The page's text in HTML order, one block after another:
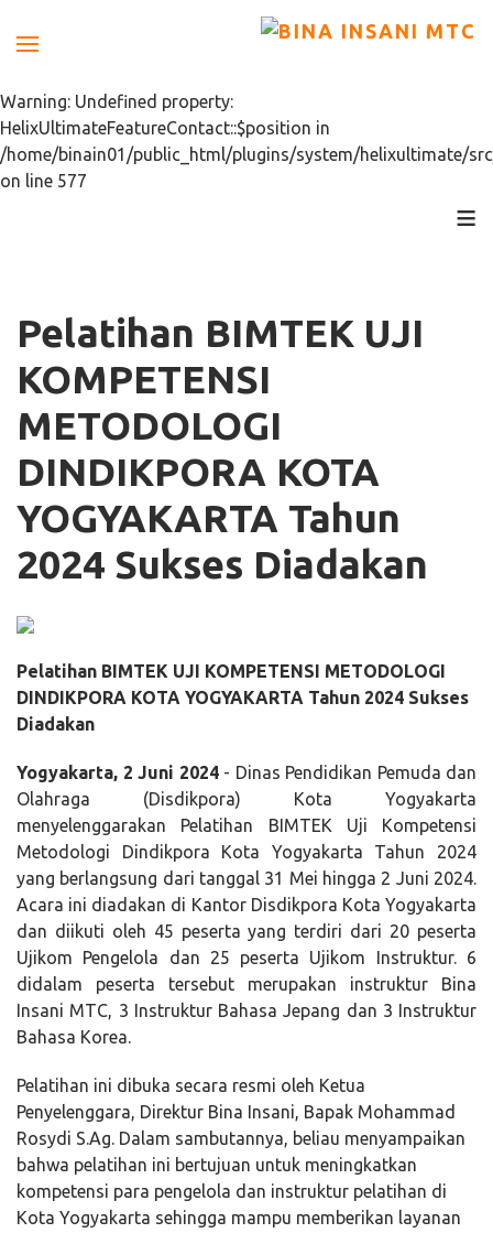
Warning: Undefined property:
HelixUltimateFeatureContact::$position in
/home/binain01/public_html/plugins/system/helixultimate/
on line 577
≡
Pelatihan BIMTEK UJI
KOMPETENSI
METODOLOGI
DINDIKPORA KOTA
YOGYAKARTA Tahun
2024 Sukses Diadakan
Pelatihan BIMTEK UJI KOMPETENSI METODOLOGI
DINDIKPORA KOTA YOGYAKARTA Tahun 2024 Sukses
Diadakan
Yogyakarta, 2 Juni 2024- Dinas Pendidikan Pemuda dan
Olahraga (Disdikpora) Kota Yogyakarta
menyelenggarakan Pelatihan BIMTEK Uji Kompetensi
Metodologi Dindikpora Kota Yogyakarta Tahun 2024
yang berlangsung dari tanggal 31 Mei hingga 2 Juni 2024.
Acara ini diadakan di Kantor Disdikpora Kota Yogyakarta
dan diikuti oleh 45 peserta yang terdiri dari 20 peserta
Ujikom Pengelola dan 25 peserta Ujikom Instruktur. 6
didalam peserta tersebut merupakan instruktur Bina
Insani MTC, 3 Instruktur Bahasa Jepang dan 3 Instruktur
Bahasa Korea.
Pelatihan ini dibuka secara resmi oleh Ketua
Penyelenggara, Direktur Bina Insani, Bapak Mohammad
Rosydi S.Ag. Dalam sambutannya, beliau menyampaikan
bahwa pelatihan ini bertujuan untuk meningkatkan
kompetensi para pengelola dan instruktur pelatihan di
Kota Yogyakarta sehingga mampu memberikan layanan